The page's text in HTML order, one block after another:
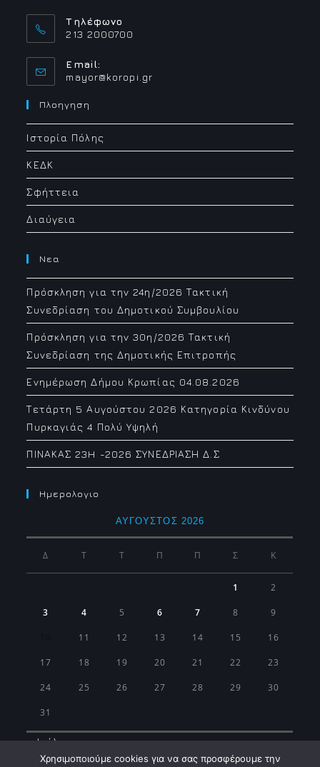
Τηλέφωνο
213 2000700
Email:
mayor@koropi.grOpens
Πλοηγηση
Ιστορία Πόλης
ΚΕΔΚ
Σφήττεια
Διαύγεια
Νεα
Πρόσκληση για την 24η/2026 Τακτική
Συνεδρίαση του Δημοτικού Συμβουλίου
Πρόσκληση για την 30η/2026 Τακτική
Συνεδρίαση της Δημοτικής Επιτροπής
Ενημέρωση Δήμου Κρωπίας 04.08.2026
Τετάρτη 5 Αυγούστου 2026 Κατηγορία Κινδύνου
Πυρκαγιάς 4 Πολύ Υψηλή
ΠΙΝΑΚΑΣ 23H -2026 ΣΥΝΕΔΡΙΑΣΗ Δ.Σ
Ημερολογιο
ΑΎΓΟΥΣΤΟΣ 2026
Δ Τ Τ Π Π Σ Κ
1 2
3 4 5 6 7 8 9
11 12 13 14 15 16
17 18 19 20 21 22 23
24 25 26 27 28 29 30
31
« Ιούλ
Χρησιμοποιούμε cookies για να σας προσφέρουμε την